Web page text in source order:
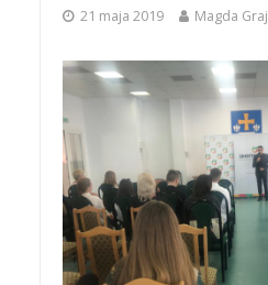
21 maja 2019 Magda